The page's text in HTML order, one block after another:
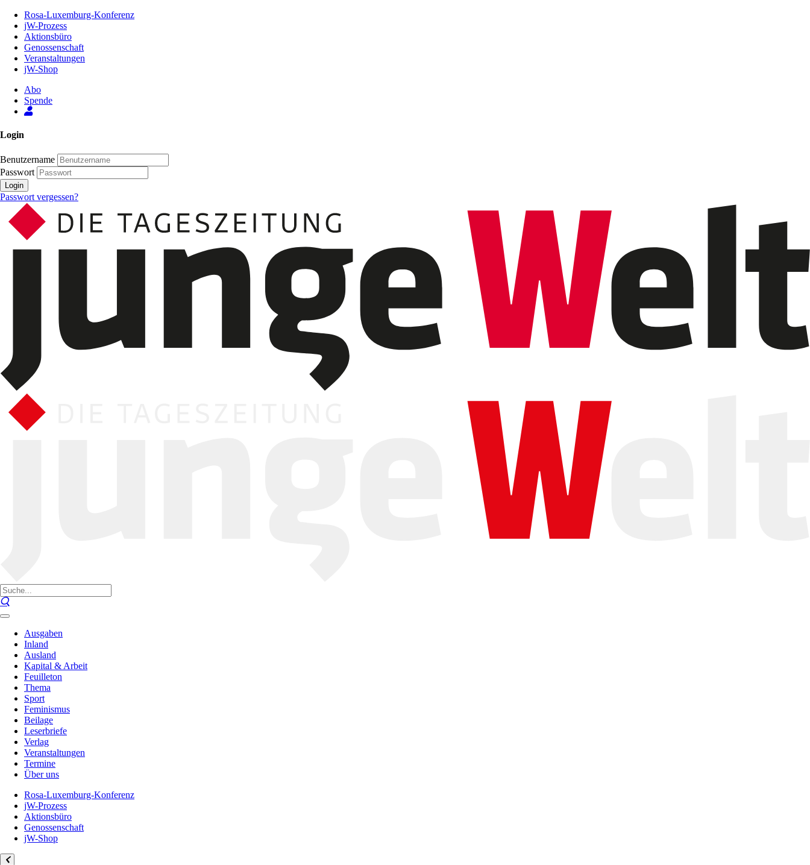
Inhalt
Seite
Rosa-Luxemburg-Konferenz
jW-Prozess
Aktionsbüro
Genossenschaft
Veranstaltungen
jW-Shop
Abo
Spende
Login
Benutzername
Passwort
Login
Passwort vergessen?
Ausgaben
Inland
Ausland
Kapital & Arbeit
Feuilleton
Thema
Sport
Feminismus
Beilage
Leserbriefe
Verlag
Veranstaltungen
Termine
Über uns
Rosa-Luxemburg-Konferenz
jW-Prozess
Aktionsbüro
Genossenschaft
jW-Shop